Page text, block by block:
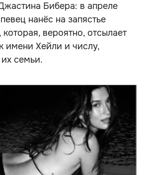
Бибера: в апреле
нанёс на запястье
которая, вероятно, отсылает
имени Хейли и числу,
семьи.